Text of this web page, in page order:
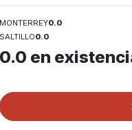
MONTERREY0.0
SALTILLO0.0
0.0 en